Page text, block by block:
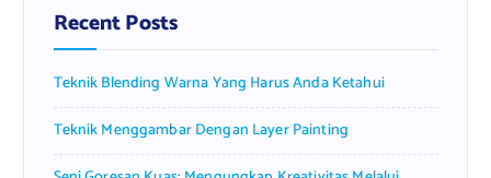
f
o
:
Recent Posts
Teknik Blending Warna Yang Harus Anda Ketahui
Teknik Menggambar Dengan Layer Painting